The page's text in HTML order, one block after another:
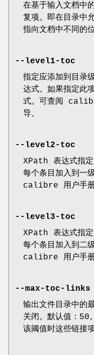
在基于输入文档中
复项。即在目录中
指向文档中不同的位
--level1-toc
指定应添加到目录
达式。如果指定此
式。可查阅
导。
--level2-toc
XPath 表达式指定
每个条目加入到一
calibre 用户手册
--level3-toc
XPath 表达式指定
每个条目加入到二
calibre 用户手册
--max-toc-links
输出文件目录中的
关闭。默认值：50
该阈值时这些链接